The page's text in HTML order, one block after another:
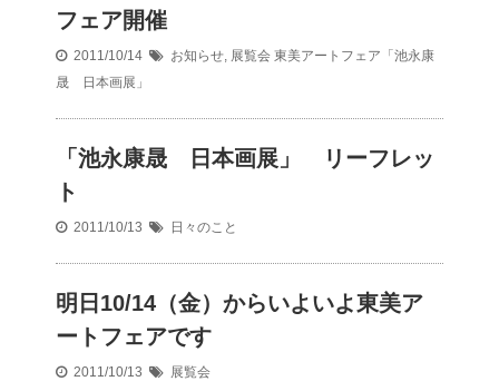
フェア開催
2011/10/14 お知らせ, 展覧会 東美アートフェア「池永康
晟 日本画展」
「池永康晟 日本画展」 リーフレッ
ト
2011/10/13 日々のこと
明日10/14（金）からいよいよ東美ア
ートフェアです
2011/10/13 展覧会